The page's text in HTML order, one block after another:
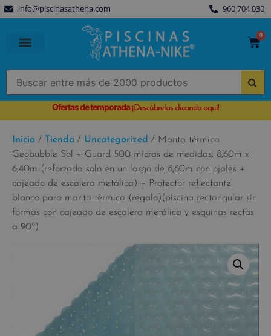
info@piscinasathena.com 960 704 030
0
Ofertas de temporada¡Descúbrelas clicando aquí!
Inicio / Tienda / Uncategorized / Manta térmica
Geobubble Sol + Guard 500 micras de medidas: 8,60m x
6,40m (reforzada solo en un largo de 8,60m con ojales +
cajeado de escalera metálica) + Protector reflectante
blanco para manta térmica (regalo)(piscina rectangular sin
formas con cajeado de escalera metálica y esquinas rectas
a 90º)